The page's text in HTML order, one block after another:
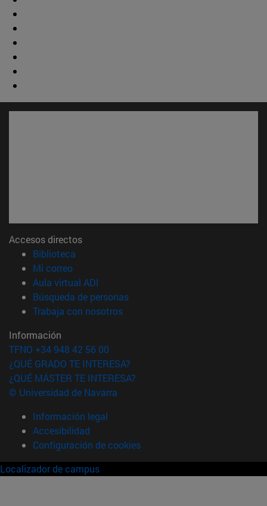
Accesos directos
Biblioteca
Mi correo(abre en nueva ventana)
Aula virtual ADI
Búsqueda de personas(abre en nueva ventana)
Trabaja con nosotros(abre en nueva ventana)
Información
TFNO +34 948 42 56 00
¿QUÉ GRADO TE INTERESA?
¿QUÉ MÁSTER TE INTERESA?
© Universidad de Navarra
Información legal
Accesibilidad
Configuración de cookies
Localizador de campus